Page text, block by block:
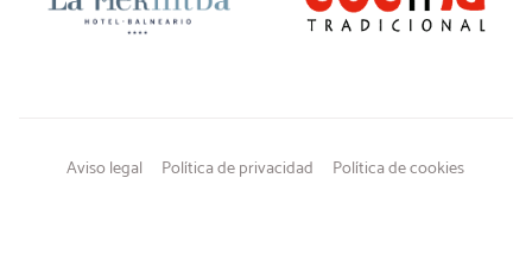
Aviso legal Política de privacidad Política de cookies